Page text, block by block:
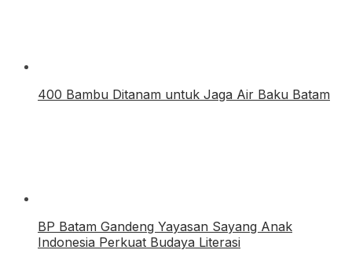
400 Bambu Ditanam untuk Jaga Air Baku Batam
BP Batam Gandeng Yayasan Sayang Anak
Indonesia Perkuat Budaya Literasi